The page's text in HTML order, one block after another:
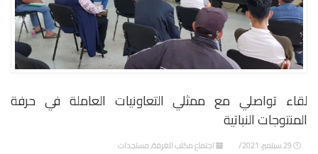
لقاء تواصلي مع ممثلي التعاونيات العاملة في حرفة
المنتوجات النباتية
اجتماع مكتب الغرفة,مستجدات